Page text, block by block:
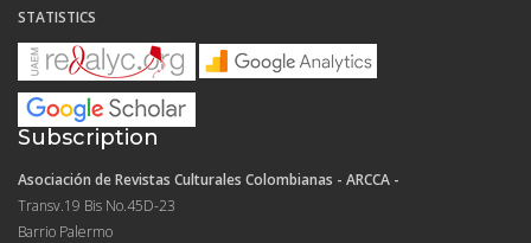
STATISTICS
Subscription
Asociación de Revistas Culturales Colombianas - ARCCA -
Transv.19 Bis No.45D-23
Barrio Palermo